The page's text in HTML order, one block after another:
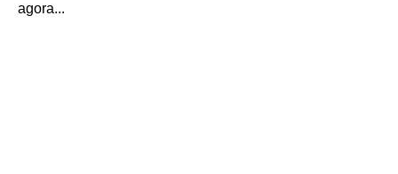
agora...